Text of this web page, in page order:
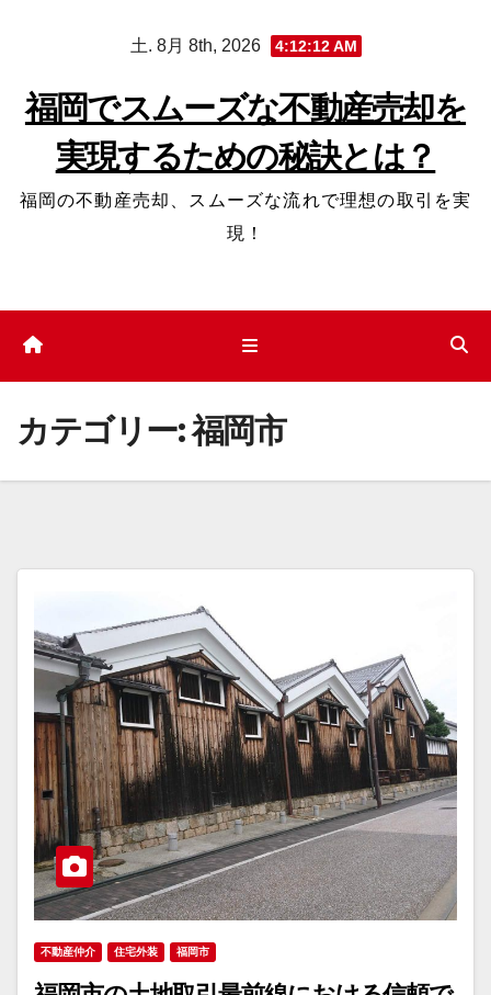
プ
土. 8月 8th, 2026 4:12:14 AM
福岡でスムーズな不動産売却を
実現するための秘訣とは？
福岡の不動産売却、スムーズな流れで理想の取引を実
現！
カテゴリー:福岡市
不動産仲介 住宅外装 福岡市